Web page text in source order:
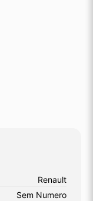
Renault
Sem Numero